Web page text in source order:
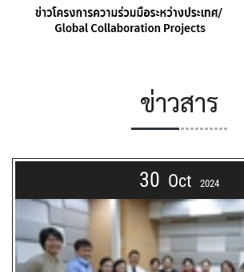
ข่าวสาร
30 Oct 2024